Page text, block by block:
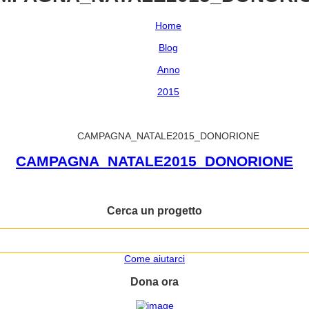
Home
Blog
Anno
2015
CAMPAGNA_NATALE2015_DONORIONE
CAMPAGNA_NATALE2015_DONORIONE
Cerca un progetto
Come aiutarci
Dona ora